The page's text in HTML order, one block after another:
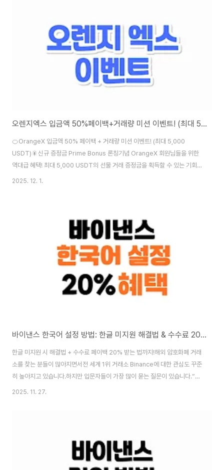
상 거래는 금지📋 보너스 계산 방식남은 보너스 한도 = 총 보너스 한도 − 이벤
오렌지엑스 입금액 50%페이백+거래량 미션 이벤트! (최대 5,000 USDT)
🍊OrangeX 입금액 50% 페이백 + 거래량 미션 이벤트! (최대 5,000
USDT)🎇신규 증정금 Prime Bonus 론칭기념 OrangeX 회원님들을 위한
역대급 혜택! 최대 5,000 USDT의 선물 거래 증정금을 획득할 수 있는 기회
를 놓치지 마세요!📅 이벤트 기간기간: 2026.07.18 ~ 2026.08.31🎁 이벤
여 가능)※ ①+② 최대 5,000 USDT 수령 가능✅ 이벤트 참여 방법테더드랍
의 추천인코드(페이백코드)를 통해 가입한 ..
2025. 12. 1.
바이낸스 한국어 설정 방법: 한글 미지원 해결법 & 수수료 20% 페이백 받는 꿀팁
한글 미지원 시 해결법 + 수수료 페이백 20% 받는 법까지!해외 암호화폐 거래
소를 찾는 분들이 많아지면서전 세계 1위 거래소 Binance에 대한 관심도 꾸준
히 높아지고 있습니다.하지만 입문자들이 가장 많이 묻는 질문이 있습니다.“바
이낸스 한국어 설정 되나요?”“바이낸스 한글로 쓸 수 있을까요?”이번 글에서
(PC)❌ 미지원크롬 자동 번역을 통해 한글 사용 가능모바일 앱 (Android /
2025. 11. 27.